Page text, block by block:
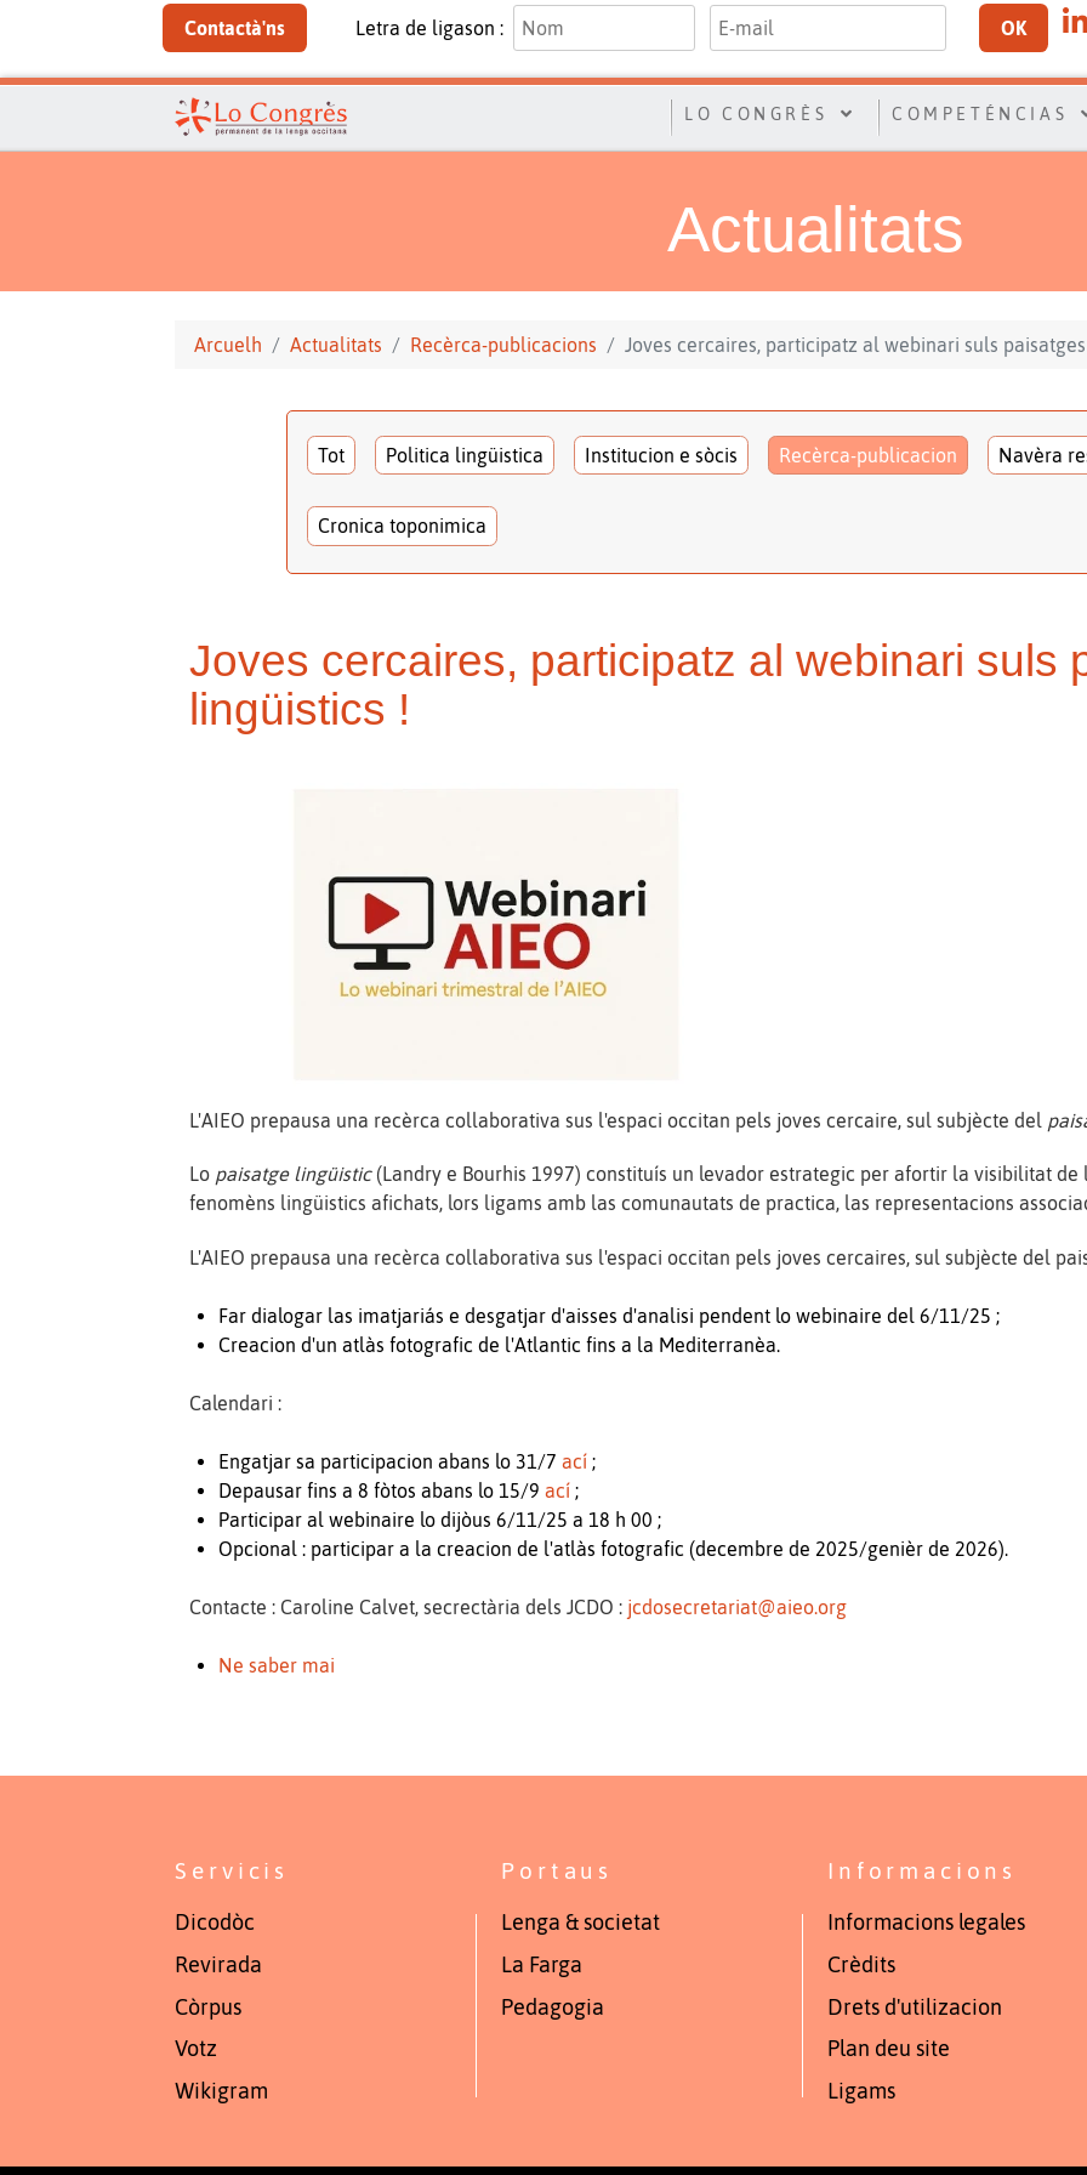
Contactà'ns Letra de ligason : OK
LO CONGRÈS COMPETÉNCIAS
Actualitats
Arcuelh Actualitats Recèrca-publicacions Joves cercaires, participatz al webinari suls
Tot Politica lingüistica Institucion e sòcis Recèrca-publicacion Navèra
Cronica toponimica
Joves cercaires, participatz al webinari suls
lingüistics !
L'AIEO prepausa una recèrca collaborativa sus l'espaci occitan pels joves cercaire, sul subjècte del
Lo paisatge lingüistic (Landry e Bourhis 1997) constituís un levador estrategic per afortir la visibilitat
fenomèns lingüistics afichats, lors ligams amb las comunautats de practica, las representacions
L'AIEO prepausa una recèrca collaborativa sus l'espaci occitan pels joves cercaires, sul subjècte del
Far dialogar las imatjariás e desgatjar d'aisses d'analisi pendent lo webinaire del 6/11/25 ;
Creacion d'un atlàs fotografic de l'Atlantic fins a la Mediterranèa.
Calendari :
Engatjar sa participacion abans lo 31/7ací;
Depausar fins a 8 fòtos abans lo 15/9ací;
Participar al webinaire lo dijòus 6/11/25 a 18 h 00 ;
Opcional : participar a la creacion de l'atlàs fotografic (decembre de 2025/genièr de 2026).
Contacte : Caroline Calvet, secrectària dels JCDO : jcdosecretariat@aieo.org
Ne saber mai
Servicis
Dicodòc
Revirada
Còrpus
Votz
Wikigram
Portaus
Lenga & societat
La Farga
Pedagogia
Informacions
Informacions legales
Crèdits
Drets d'utilizacion
Plan deu site
Ligams